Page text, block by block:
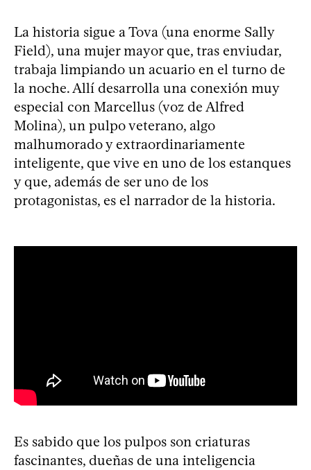
La historia sigue a Tova (una enorme Sally
Field), una mujer mayor que, tras enviudar,
trabaja limpiando un acuario en el turno de
la noche. Allí desarrolla una conexión muy
especial con Marcellus (voz de Alfred
Molina), un pulpo veterano, algo
malhumorado y extraordinariamente
inteligente, que vive en uno de los estanques
y que, además de ser uno de los
protagonistas, es el narrador de la historia.
Es sabido que los pulpos son criaturas
fascinantes, dueñas de una inteligencia